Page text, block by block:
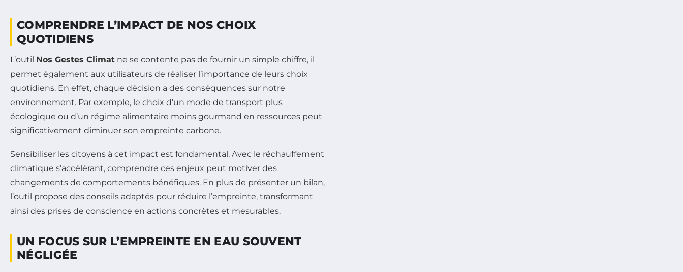
COMPRENDRE L’IMPACT DE NOS CHOIX
QUOTIDIENS
L’outil Nos Gestes Climat ne se contente pas de fournir un simple chiffre, il
permet également aux utilisateurs de réaliser l’importance de leurs choix
quotidiens. En effet, chaque décision a des conséquences sur notre
environnement. Par exemple, le choix d’un mode de transport plus
écologique ou d’un régime alimentaire moins gourmand en ressources peut
significativement diminuer son empreinte carbone.
Sensibiliser les citoyens à cet impact est fondamental. Avec le réchauffement
climatique s’accélérant, comprendre ces enjeux peut motiver des
changements de comportements bénéfiques. En plus de présenter un bilan,
l’outil propose des conseils adaptés pour réduire l’empreinte, transformant
ainsi des prises de conscience en actions concrètes et mesurables.
UN FOCUS SUR L’EMPREINTE EN EAU SOUVENT
NÉGLIGÉE